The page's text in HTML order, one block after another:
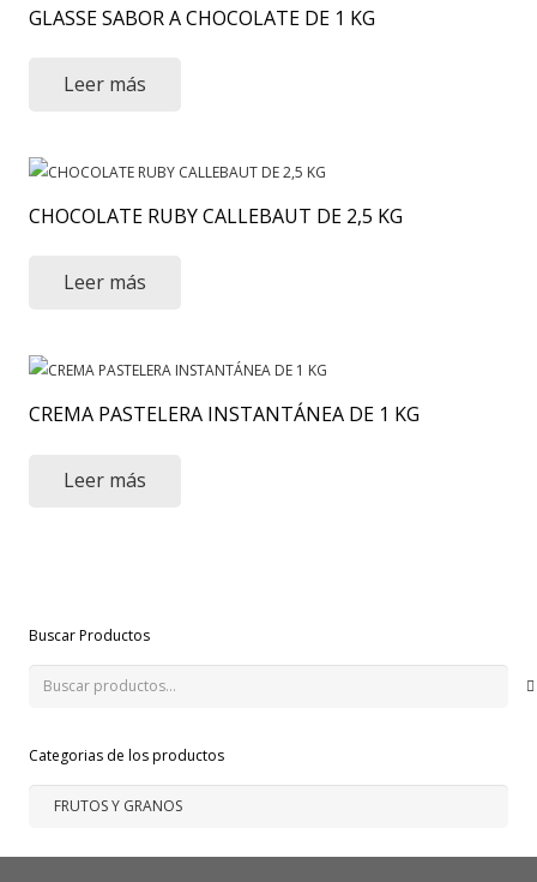
GLASSE SABOR A CHOCOLATE DE 1 KG
Leer más
CHOCOLATE RUBY CALLEBAUT DE 2,5 KG
Leer más
CREMA PASTELERA INSTANTÁNEA DE 1 KG
Leer más
Buscar Productos
Categorias de los productos